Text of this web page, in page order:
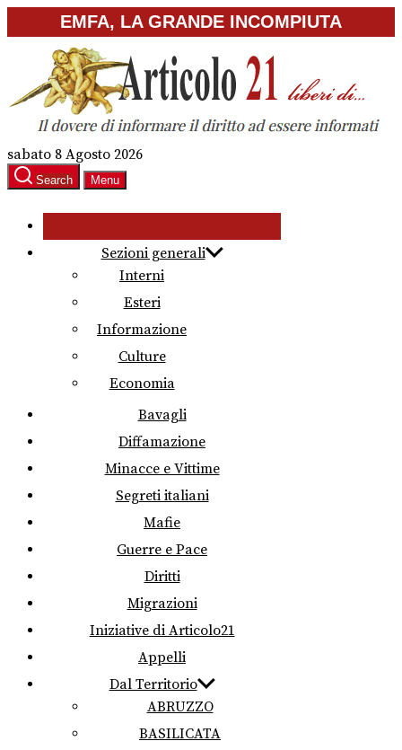
to
content
EMFA, LA GRANDE INCOMPIUTA
sabato 8 Agosto 2026
Search Menu
Sezioni generali
Interni
Esteri
Informazione
Culture
Economia
Bavagli
Diffamazione
Minacce e Vittime
Segreti italiani
Mafie
Guerre e Pace
Diritti
Migrazioni
Iniziative di Articolo21
Appelli
Dal Territorio
ABRUZZO
BASILICATA